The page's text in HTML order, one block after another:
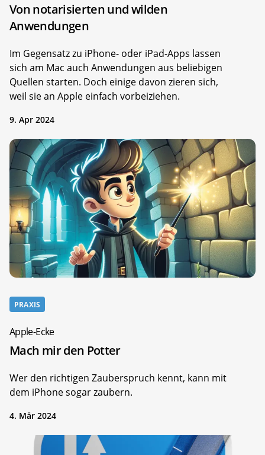
Von notarisierten und wilden
Anwendungen
Im Gegensatz zu iPhone- oder iPad-Apps lassen
sich am Mac auch ­Anwendungen aus beliebigen
Quellen starten. Doch einige davon zieren sich,
weil sie an Apple einfach vorbeiziehen.
9. Apr 2024
PRAXIS
Apple-Ecke
Mach mir den Potter
Wer den richtigen Zauberspruch kennt, kann mit
dem iPhone sogar zaubern.
4. Mär 2024